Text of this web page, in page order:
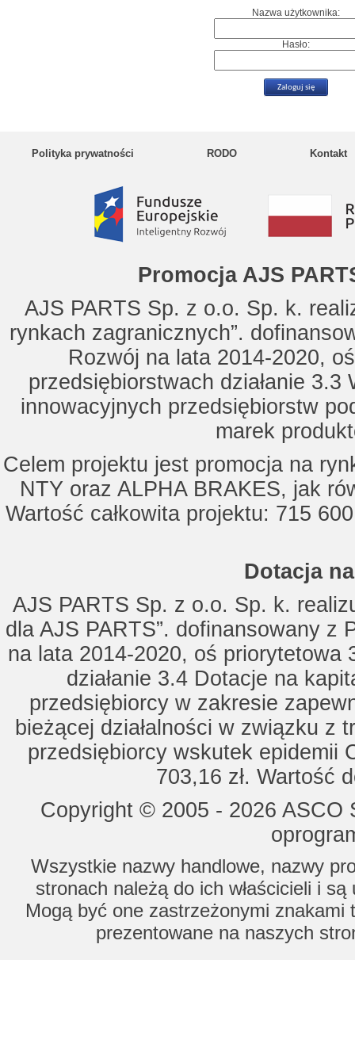
Nazwa użytkownika:
Hasło:
Polityka prywatności RODO Kontakt
Promocja AJS
AJS PARTS Sp. z o.o. Sp. k.
rynkach zagranicznych”.
Rozwój na lata 2014-2020,
przedsiębiorstwach działanie
innowacyjnych przedsiębiorstw
marek
Celem projektu jest promocja na
NTY oraz ALPHA BRAKES, jak
Wartość całkowita projektu: 715
Dotacja
AJS PARTS Sp. z o.o. Sp. k.
dla AJS PARTS”. dofinansowany z
na lata 2014-2020, oś priorytetowa
działanie 3.4 Dotacje na
przedsiębiorcy w zakresie
bieżącej działalności w związku z
przedsiębiorcy wskutek epidemii
703,16 zł. Wartość
Copyright © 2005 - 2026
Wszystkie nazwy handlowe, nazwy
stronach należą do ich właścicieli i
Mogą być one zastrzeżonymi znakami
prezentowane na naszych